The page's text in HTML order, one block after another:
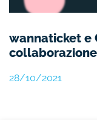
wannaticket e
28/10/2021